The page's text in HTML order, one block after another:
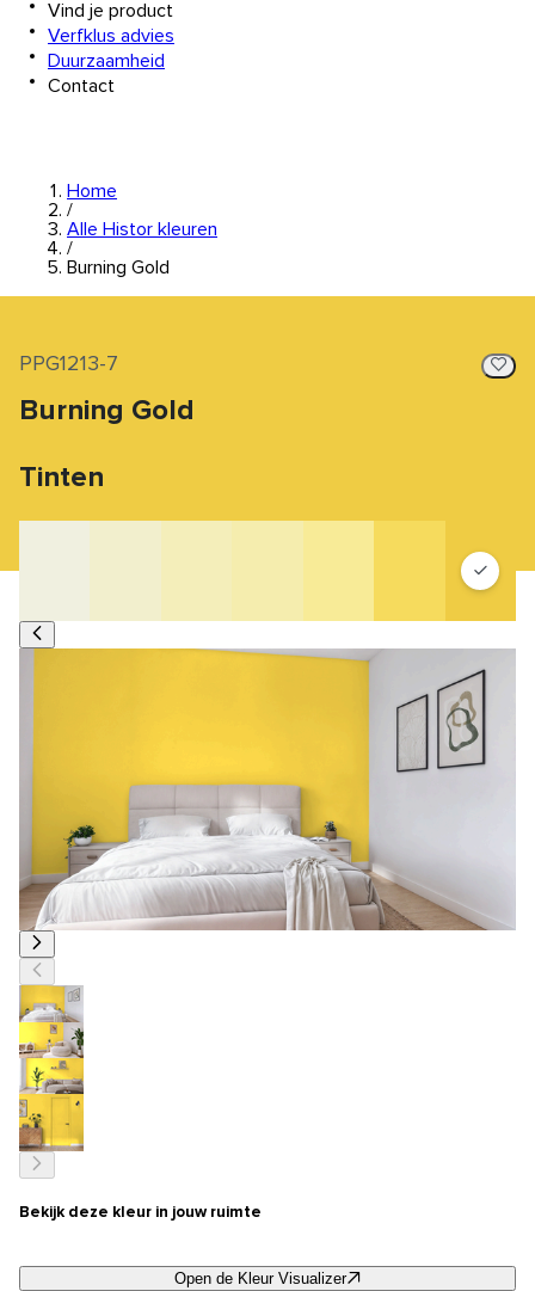
Vind je product
Verfklus advies
Duurzaamheid
Contact
Home
/
Alle Histor kleuren
/
Burning Gold
PPG1213-7
Burning Gold
Tinten
Bekijk deze kleur in jouw ruimte
Open de Kleur Visualizer